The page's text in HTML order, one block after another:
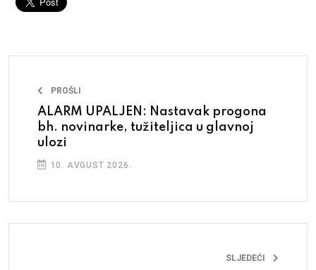
PROŠLI
ALARM UPALJEN: Nastavak progona
bh. novinarke, tužiteljica u glavnoj
ulozi
10. AVGUST 2026.
SLJEDEĆI